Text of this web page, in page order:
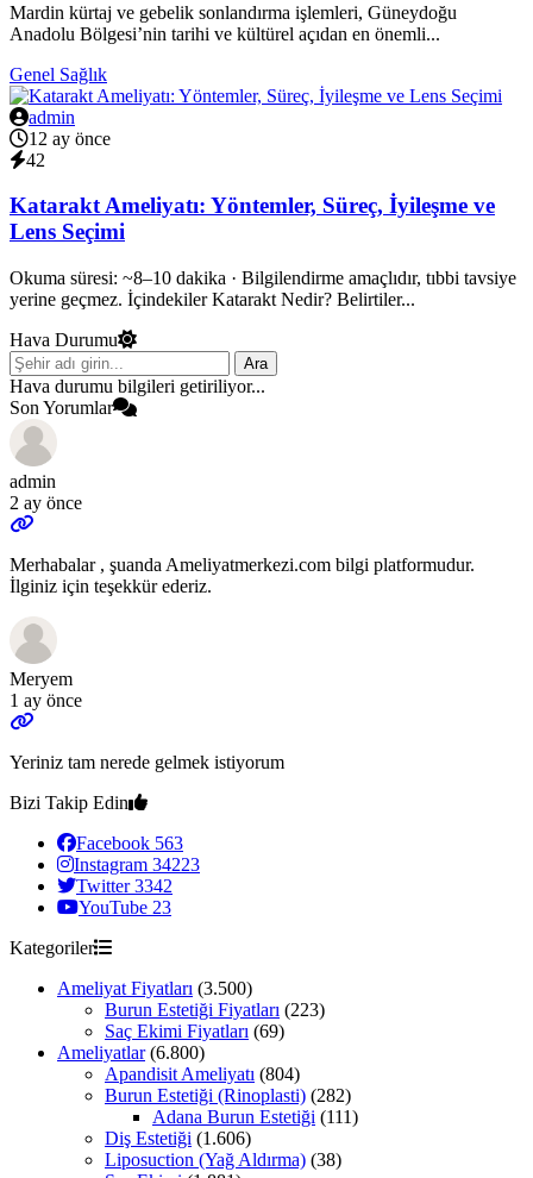
Mardin kürtaj ve gebelik sonlandırma işlemleri, Güneydoğu
Anadolu Bölgesi’nin tarihi ve kültürel açıdan en önemli...
Genel Sağlık
admin
12 ay önce
42
Katarakt Ameliyatı: Yöntemler, Süreç, İyileşme ve
Lens Seçimi
Okuma süresi: ~8–10 dakika · Bilgilendirme amaçlıdır, tıbbi tavsiye
yerine geçmez. İçindekiler Katarakt Nedir? Belirtiler...
Hava Durumu
Ara
Hava durumu bilgileri getiriliyor...
Son Yorumlar
admin
2 ay önce
Merhabalar , şuanda Ameliyatmerkezi.com bilgi platformudur.
İlginiz için teşekkür ederiz.
Meryem
1 ay önce
Yeriniz tam nerede gelmek istiyorum
Bizi Takip Edin
Facebook 563
Instagram 34223
Twitter 3342
YouTube 23
Kategoriler
Ameliyat Fiyatları (3.500)
Burun Estetiği Fiyatları (223)
Saç Ekimi Fiyatları (69)
Ameliyatlar(6.800)
Apandisit Ameliyatı (804)
Burun Estetiği (Rinoplasti) (282)
Adana Burun Estetiği (111)
Diş Estetiği (1.606)
Liposuction (Yağ Aldırma) (38)